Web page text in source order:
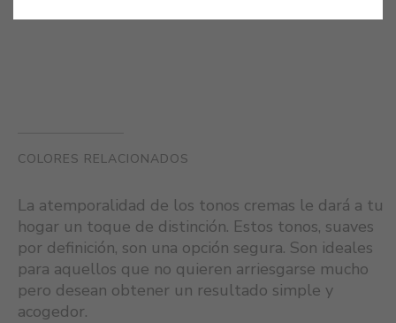
COLORES RELACIONADOS
La atemporalidad de los tonos cremas le dará a tu
hogar un toque de distinción. Estos tonos, suaves
por definición, son una opción segura. Son ideales
para aquellos que no quieren arriesgarse mucho
pero desean obtener un resultado simple y
acogedor.